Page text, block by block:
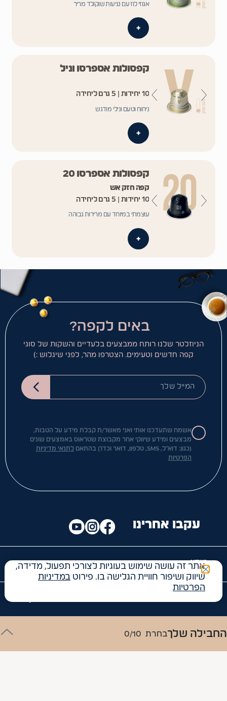
אגוזי לוז עם נגיעות שוקולד מריר
+
קפסולות אספרסו וניל
10 יחידות | 5 גרם ליחידה
ניחוח וטעם ונילי מודגש
+
קפסולות אספרסו 20
קפה חזק אש
10 יחידות | 5 גרם ליחידה
עוצמתי במיוחד עם מרירות גבוהה
+
החבילה שלךבחרת 0/10
באים לקפה?
הניוזלטר שלנו רותח ממבצעים בלעדיים והשקות של סוגי
קפה חדשים וטעימים. הצטרפו מהר, לפני שיגלוש :)
המייל שלך
אשמח שתעדכנו אותי ואני מאשר/ת קבלת מידע על הטבות,
מבצעים ומידע שיווקי אחר מקבוצת שטראוס באמצעים שונים
(כגון: דוא"ל, SMS, טלפון, דואר וכדו') בהתאם
לתנאי מדיניות
הפרטיות
מידע
קטגוריות
עקבו אחרינו
אתר זה עושה שימוש בעוגיות לצורכי תפעול, מדידה,
שיווק ושיפור חוויית הגלישה בו. פירוט במדיניות
הפרטיות